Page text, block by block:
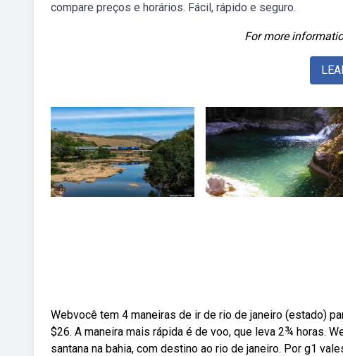
compare preços e horários. Fácil, rápido e seguro.
For more
Webvocê tem 4 maneiras de ir de rio de janeiro (estado)
$26. A maneira mais rápida é de voo, que leva 2¾ horas.
santana na bahia, com destino ao rio de janeiro. Por g1